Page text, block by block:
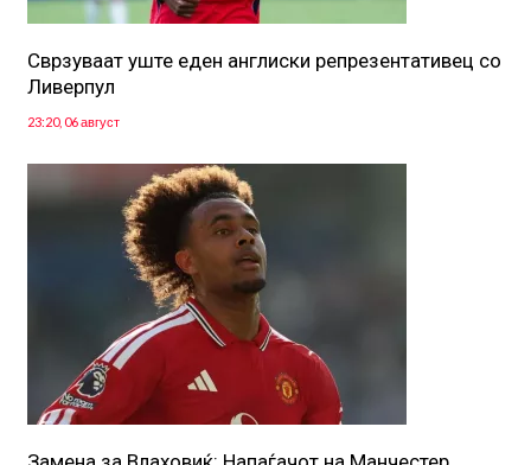
Сврзуваат уште еден англиски репрезентативец со
Ливерпул
23:20, 06 август